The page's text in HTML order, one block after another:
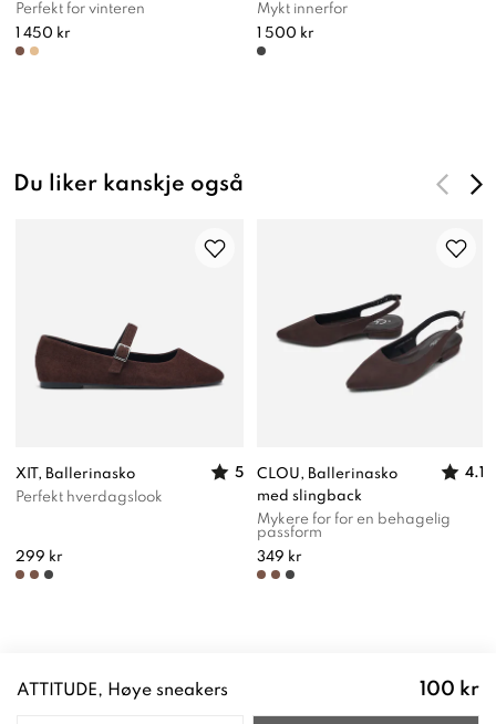
Perfekt for vinteren
1 450 kr
Mykt innerfor
1 500 kr
Du liker kanskje også
XIT, Ballerinasko
5
Perfekt hverdagslook
299 kr
CLOU, Ballerinasko
med slingback
4.1
Mykere for for en behagelig
passform
349 kr
ATTITUDE, Høye sneakers Pris:
100 kr
100 kr